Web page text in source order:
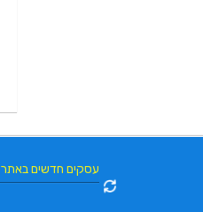
עסקים חדשים באתר